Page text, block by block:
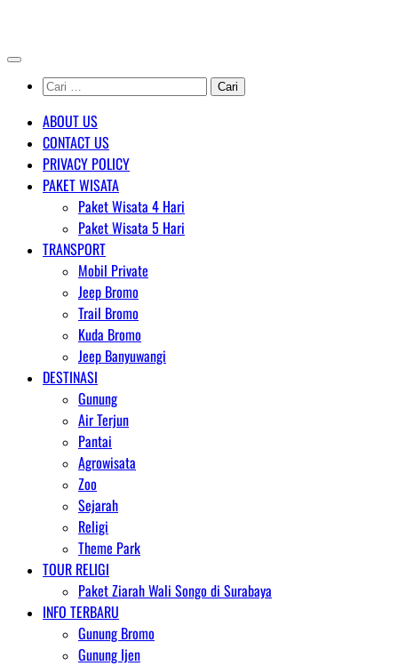
content
Cari
untuk:
ABOUT US
CONTACT US
PRIVACY POLICY
PAKET WISATA
Paket Wisata 4 Hari
Paket Wisata 5 Hari
TRANSPORT
Mobil Private
Jeep Bromo
Trail Bromo
Kuda Bromo
Jeep Banyuwangi
DESTINASI
Gunung
Air Terjun
Pantai
Agrowisata
Zoo
Sejarah
Religi
Theme Park
TOUR RELIGI
Paket Ziarah Wali Songo di Surabaya
INFO TERBARU
Gunung Bromo
Gunung Ijen